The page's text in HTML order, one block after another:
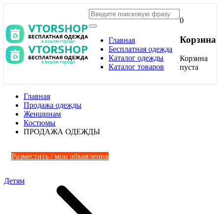
Главная
Бесплатная одежда
Каталог одежды
Каталог товаров
0
Корзина
Корзина
пуста
Главная
Продажа одежды
Женщинам
Костюмы
ПРОДАЖА ОДЕЖДЫ
Разместить / мои объявления
Детям